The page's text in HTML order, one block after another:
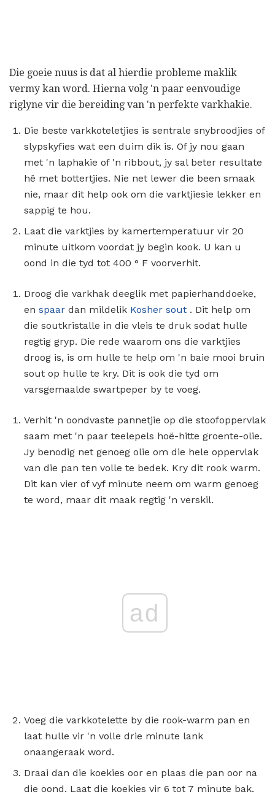
Die goeie nuus is dat al hierdie probleme maklik
vermy kan word. Hierna volg 'n paar eenvoudige
riglyne vir die bereiding van 'n perfekte varkhakie.
Die beste varkkoteletjies is sentrale snybroodjies of
slypskyfies wat een duim dik is. Of jy nou gaan
met 'n laphakie of 'n ribbout, jy sal beter resultate
hê met bottertjies. Nie net lewer die been smaak
nie, maar dit help ook om die varktjiesie lekker en
sappig te hou.
Laat die varktjies by kamertemperatuur vir 20
minute uitkom voordat jy begin kook. U kan u
oond in die tyd tot 400 ° F voorverhit.
Droog die varkhak deeglik met papierhanddoeke,
en spaar dan mildelik Kosher sout . Dit help om
die soutkristalle in die vleis te druk sodat hulle
regtig gryp. Die rede waarom ons die varktjies
droog is, is om hulle te help om 'n baie mooi bruin
sout op hulle te kry. Dit is ook die tyd om
varsgemaalde swartpeper by te voeg.
Verhit 'n oondvaste pannetjie op die stoofoppervlak
saam met 'n paar teelepels hoë-hitte groente-olie.
Jy benodig net genoeg olie om die hele oppervlak
van die pan ten volle te bedek. Kry dit rook warm.
Dit kan vier of vyf minute neem om warm genoeg
te word, maar dit maak regtig 'n verskil.
ad
Voeg die varkkotelette by die rook-warm pan en
laat hulle vir 'n volle drie minute lank
onaangeraak word.
Draai dan die koekies oor en plaas die pan oor na
die oond. Laat die koekies vir 6 tot 7 minute bak.